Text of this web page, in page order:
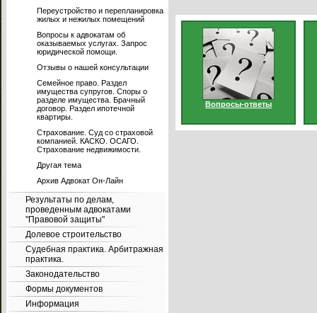
Переустройство и перепланировка
жилых и нежилых помещений
Вопросы к адвокатам об
оказываемых услугах. Запрос
юридической помощи.
Отзывы о нашей консультации
Семейное право. Раздел
имущества супругов. Споры о
разделе имущества. Брачный
договор. Раздел ипотечной
квартиры.
Страхование. Суд со страховой
компанией. КАСКО. ОСАГО.
Страхование недвижимости.
Другая тема
Архив Адвокат Он-Лайн
Результаты по делам,
проведенным адвокатами
"Правовой защиты"
Долевое строительство
Судебная практика. Арбитражная
практика.
Законодательство
Формы документов
Информация
Вопросы-ответы